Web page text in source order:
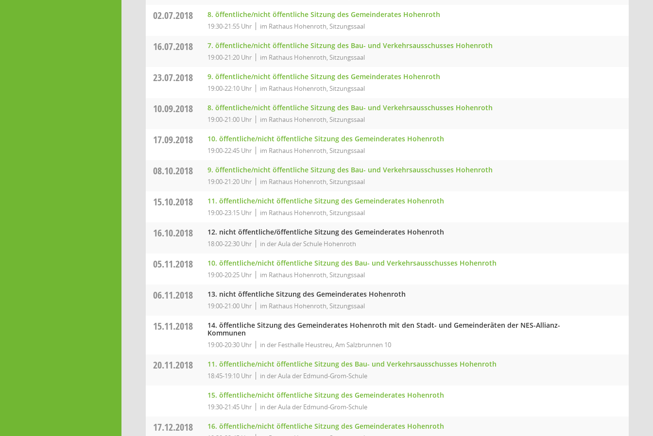
02.07.2018 8. öffentliche/nicht öffentliche Sitzung des Gemeinderates Hohenroth
19:30-21:55 Uhr im Rathaus Hohenroth, Sitzungssaal
16.07.2018 7. öffentliche/nicht öffentliche Sitzung des Bau- und Verkehrsausschusses Hohenroth
19:00-21:20 Uhr im Rathaus Hohenroth, Sitzungssaal
23.07.2018 9. öffentliche/nicht öffentliche Sitzung des Gemeinderates Hohenroth
19:00-22:10 Uhr im Rathaus Hohenroth, Sitzungssaal
10.09.2018 8. öffentliche/nicht öffentliche Sitzung des Bau- und Verkehrsausschusses Hohenroth
19:00-21:00 Uhr im Rathaus Hohenroth, Sitzungssaal
17.09.2018 10. öffentliche/nicht öffentliche Sitzung des Gemeinderates Hohenroth
19:00-22:45 Uhr im Rathaus Hohenroth, Sitzungssaal
08.10.2018 9. öffentliche/nicht öffentliche Sitzung des Bau- und Verkehrsausschusses Hohenroth
19:00-21:20 Uhr im Rathaus Hohenroth, Sitzungssaal
15.10.2018 11. öffentliche/nicht öffentliche Sitzung des Gemeinderates Hohenroth
19:00-23:15 Uhr im Rathaus Hohenroth, Sitzungssaal
16.10.2018 12. nicht öffentliche/öffentliche Sitzung des Gemeinderates Hohenroth
18:00-22:30 Uhr in der Aula der Schule Hohenroth
05.11.2018 10. öffentliche/nicht öffentliche Sitzung des Bau- und Verkehrsausschusses Hohenroth
19:00-20:25 Uhr im Rathaus Hohenroth, Sitzungssaal
06.11.2018 13. nicht öffentliche Sitzung des Gemeinderates Hohenroth
19:00-21:00 Uhr im Rathaus Hohenroth, Sitzungssaal
15.11.2018
14. öffentliche Sitzung des Gemeinderates Hohenroth mit den Stadt- und Gemeinderäten der NES-Allianz-
Kommunen
19:00-20:30 Uhr in der Festhalle Heustreu, Am Salzbrunnen 10
20.11.2018 11. öffentliche/nicht öffentliche Sitzung des Bau- und Verkehrsausschusses Hohenroth
18:45-19:10 Uhr in der Aula der Edmund-Grom-Schule
15. öffentliche/nicht öffentliche Sitzung des Gemeinderates Hohenroth
19:30-21:45 Uhr in der Aula der Edmund-Grom-Schule
17.12.2018 16. öffentliche/nicht öffentliche Sitzung des Gemeinderates Hohenroth